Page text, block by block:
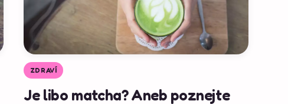
Je libo matcha? Aneb poznejte
ZDRAVÍ